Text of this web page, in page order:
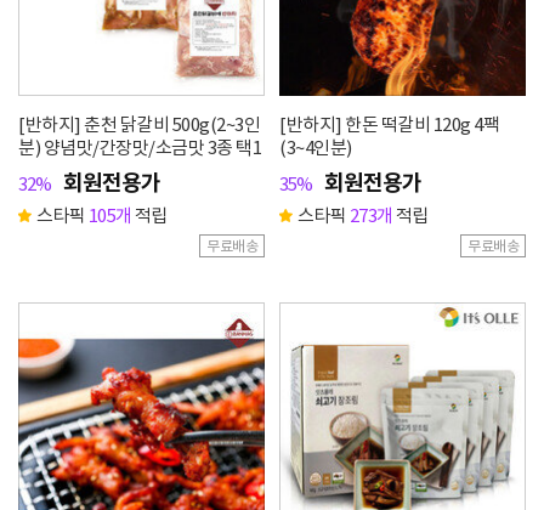
[반하지] 춘천 닭갈비 500g(2~3인
분) 양념맛/간장맛/소금맛 3종 택1
32% 회원전용가
스타픽 105개 적립
무료배송
[반하지] 한돈 떡갈비 120g 4팩
(3~4인분)
35% 회원전용가
스타픽 273개 적립
무료배송